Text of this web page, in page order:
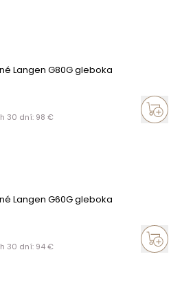
Langen G80G gleboka
30 dní: 98 €
Langen G60G gleboka
30 dní: 94€